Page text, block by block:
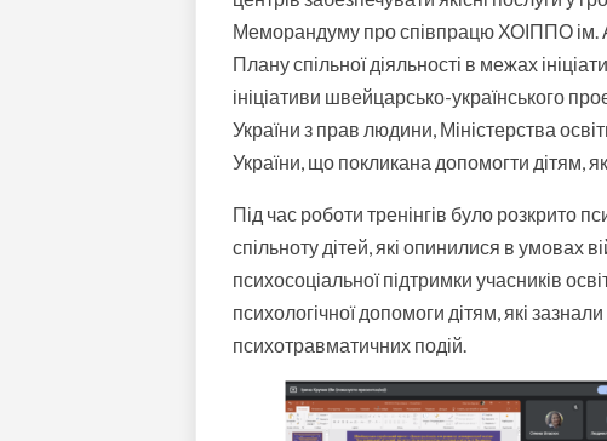
Меморандуму про співпрацю ХОІППО ім.
Плану спільної діяльності в межах
ініціативи швейцарсько-українського
України з прав людини, Міністерства
України, що покликана допомогти дітям,
Під час роботи тренінгів було розкрито
спільноту дітей, які опинилися в умовах
психосоціальної підтримки учасників
психологічної допомоги дітям, які
психотравматичних подій.